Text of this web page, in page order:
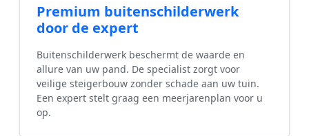
Premium buitenschilderwerk
door de expert
Buitenschilderwerk beschermt de waarde en
allure van uw pand. De specialist zorgt voor
veilige steigerbouw zonder schade aan uw tuin.
Een expert stelt graag een meerjarenplan voor u
op.